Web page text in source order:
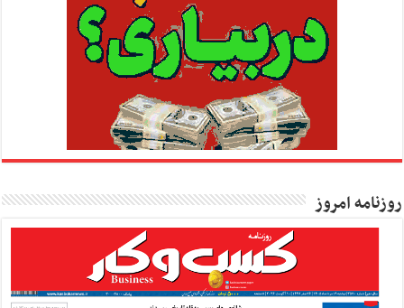
روزنامه امروز